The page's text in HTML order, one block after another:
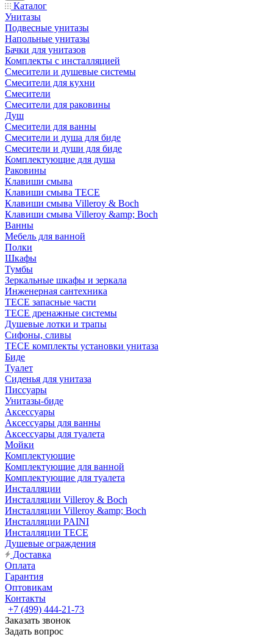
Каталог
Унитазы
Подвесные унитазы
Напольные унитазы
Бачки для унитазов
Комплекты с инсталляцией
Смесители и душевые системы
Смесители для кухни
Смесители
Смесители для раковины
Душ
Смесители для ванны
Смесители и душа для биде
Смесители и души для биде
Комплектующие для душа
Раковины
Клавиши смыва
Клавиши смыва TECE
Клавиши смыва Villeroy & Boch
Клавиши смыва Villeroy &amp; Boch
Ванны
Мебель для ванной
Полки
Шкафы
Тумбы
Зеркальные шкафы и зеркала
Инженерная сантехника
TECE запасные части
TECE дренажные системы
Душевые лотки и трапы
Сифоны, сливы
TECE комплекты установки унитаза
Биде
Туалет
Сиденья для унитаза
Писсуары
Унитазы-биде
Аксессуары
Аксессуары для ванны
Аксессуары для туалета
Мойки
Комплектующие
Комплектующие для ванной
Комплектующие для туалета
Инсталляции
Инсталляции Villeroy & Boch
Инсталляции Villeroy &amp; Boch
Инсталляции PAINI
Инсталляции TECE
Душевые ограждения
Доставка
Оплата
Гарантия
Оптовикам
Контакты
+7 (499) 444-21-73
Заказать звонок
Задать вопрос